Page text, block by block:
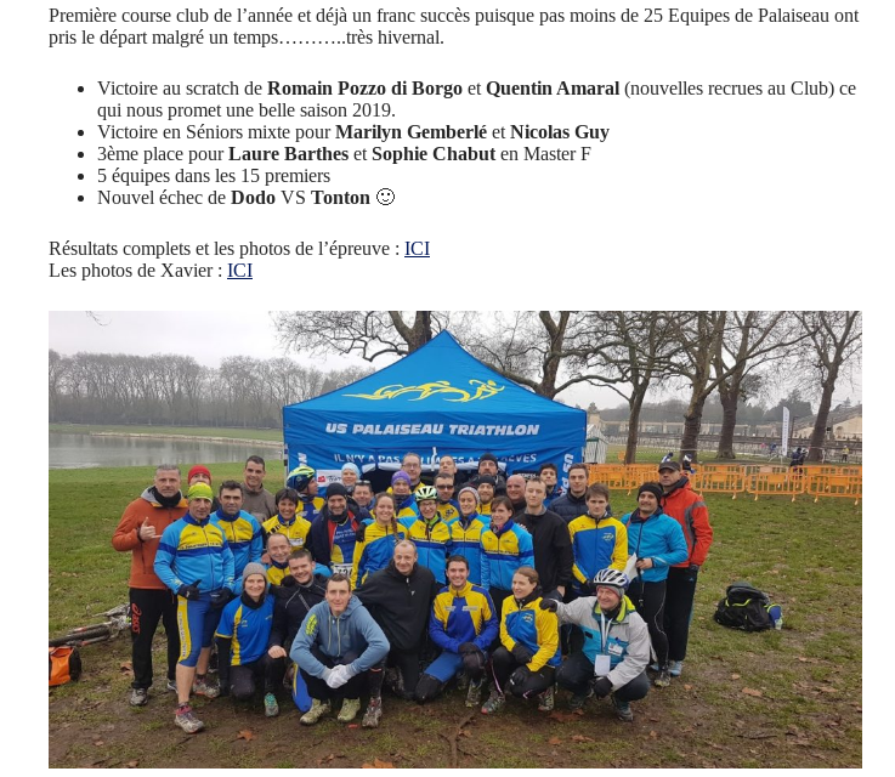
Première course club de l’année et déjà un franc succès puisque pas moins de 25 Equipes de Palaiseau ont
pris le départ malgré un temps………..très hivernal.
Victoire au scratch de Romain Pozzo di Borgo et Quentin Amaral (nouvelles recrues au Club) ce
qui nous promet une belle saison 2019.
Victoire en Séniors mixte pourMarilyn Gemberlé et Nicolas Guy
3ème place pourLaure Barthes et Sophie Chabut en Master F
5 équipes dans les 15 premiers
Nouvel échec de Dodo VS Tonton 🙂
Résultats complets et les photos de l’épreuve : ICI
Les photos de Xavier : ICI